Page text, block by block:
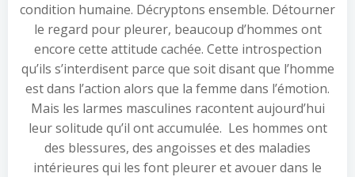
condition humaine. Décryptons ensemble. Détourner
le regard pour pleurer, beaucoup d’hommes ont
encore cette attitude cachée. Cette introspection
qu’ils s’interdisent parce que soit disant que l’homme
est dans l’action alors que la femme dans l’émotion.
Mais les larmes masculines racontent aujourd’hui
leur solitude qu’il ont accumulée. Les hommes ont
des blessures, des angoisses et des maladies
intérieures qui les font pleurer et avouer dans le